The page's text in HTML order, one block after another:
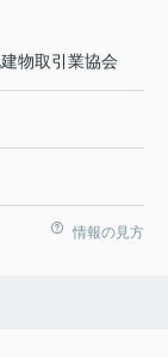
物取引業協会
情報の見方